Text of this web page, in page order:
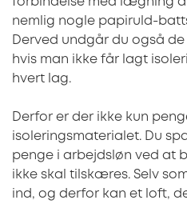
nemlig nogle papiruld-
Derved undgår du også
hvis man ikke får lagt
hvert lag.
Derfor er der ikke kun
isoleringsmaterialet. Du
penge i arbejdsløn ved at
ikke skal tilskæres. Selv
ind, og derfor kan et loft,